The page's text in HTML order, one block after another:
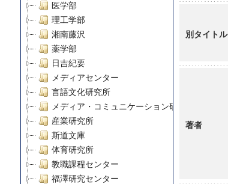
医学部
理工学部
湘南藤沢
薬学部
日吉紀要
メディアセンター
言語文化研究所
メディア・コミュニケーション研究所
産業研究所
斯道文庫
体育研究所
教職課程センター
福澤研究センター
別タイトル
著者